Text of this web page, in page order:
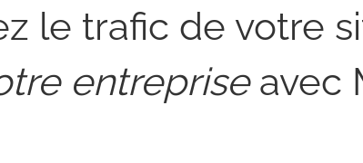
le trafic de votre
entreprise avec